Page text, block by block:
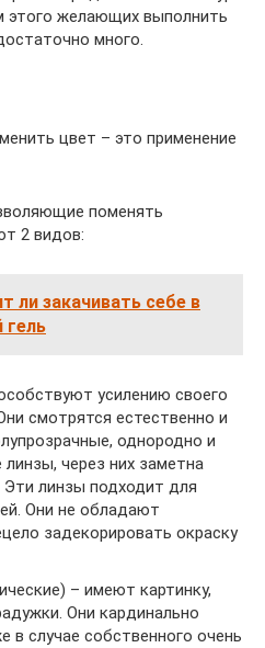
этого желающих выполнить
много.
цвет – это применение
поменять
2 видов:
ли закачивать себе в
гель
усилению своего
смотрятся естественно и
однородно и
через них заметна
Эти линзы подходит для
Они не обладают
задекорировать окраску
– имеют картинку,
Они кардинально
в случае собственного очень